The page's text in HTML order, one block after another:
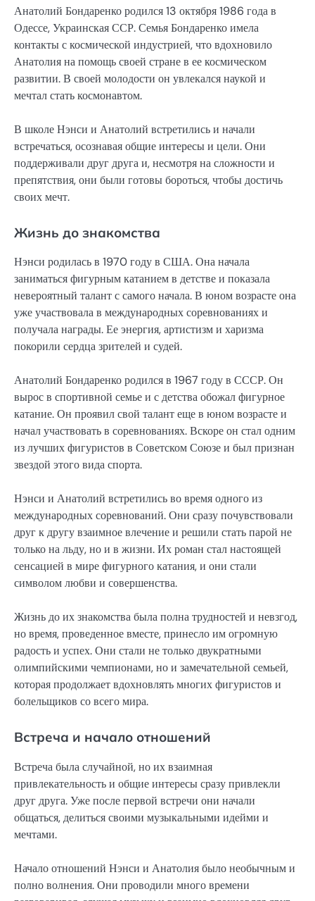
Анатолий Бондаренко родился 13 октября 1986 года в
Одессе, Украинская ССР. Семья Бондаренко имела
контакты с космической индустрией, что вдохновило
Анатолия на помощь своей стране в ее космическом
развитии. В своей молодости он увлекался наукой и
мечтал стать космонавтом.
В школе Нэнси и Анатолий встретились и начали
встречаться, осознавая общие интересы и цели. Они
поддерживали друг друга и, несмотря на сложности и
препятствия, они были готовы бороться, чтобы достичь
своих мечт.
Жизнь до знакомства
Нэнси родилась в 1970 году в США. Она начала
заниматься фигурным катанием в детстве и показала
невероятный талант с самого начала. В юном возрасте она
уже участвовала в международных соревнованиях и
получала награды. Ее энергия, артистизм и харизма
покорили сердца зрителей и судей.
Анатолий Бондаренко родился в 1967 году в СССР. Он
вырос в спортивной семье и с детства обожал фигурное
катание. Он проявил свой талант еще в юном возрасте и
начал участвовать в соревнованиях. Вскоре он стал одним
из лучших фигуристов в Советском Союзе и был признан
звездой этого вида спорта.
Нэнси и Анатолий встретились во время одного из
международных соревнований. Они сразу почувствовали
друг к другу взаимное влечение и решили стать парой не
только на льду, но и в жизни. Их роман стал настоящей
сенсацией в мире фигурного катания, и они стали
символом любви и совершенства.
Жизнь до их знакомства была полна трудностей и невзгод,
но время, проведенное вместе, принесло им огромную
радость и успех. Они стали не только двукратными
олимпийскими чемпионами, но и замечательной семьей,
которая продолжает вдохновлять многих фигуристов и
болельщиков со всего мира.
Встреча и начало отношений
Встреча была случайной, но их взаимная
привлекательность и общие интересы сразу привлекли
друг друга. Уже после первой встречи они начали
общаться, делиться своими музыкальными идейми и
мечтами.
Начало отношений Нэнси и Анатолия было необычным и
полно волнения. Они проводили много времени